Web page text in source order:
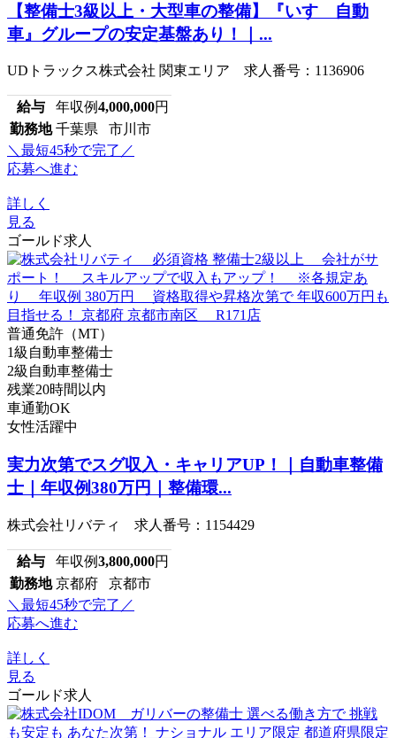
【整備士3級以上・大型車の整備】『いすゞ自動
車』グループの安定基盤あり！｜...
UDトラックス株式会社 関東エリア 求人番号：1136906
給与 年収例4,000,000円
勤務地 千葉県 市川市
＼最短45秒で完了／
応募へ進む
詳しく
見る
ゴールド求人
普通免許（MT）
1級自動車整備士
2級自動車整備士
残業20時間以内
車通勤OK
女性活躍中
実力次第でスグ収入・キャリアUP！｜自動車整備
士｜年収例380万円｜整備環...
株式会社リバティ 求人番号：1154429
給与 年収例3,800,000円
勤務地 京都府 京都市
＼最短45秒で完了／
応募へ進む
詳しく
見る
ゴールド求人